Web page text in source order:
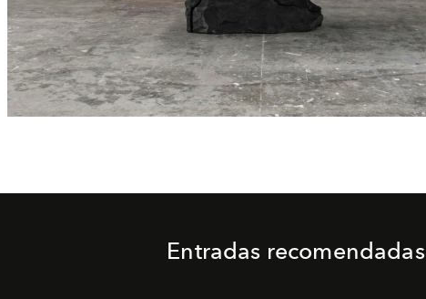
Entradas recomendadas